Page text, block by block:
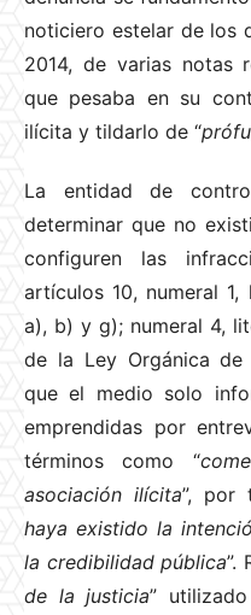
noticiero estelar de los
2014, de varias notas
que pesaba en su
ilícita y tildarlo de “
La entidad de
determinar que no
configuren las
artículos 10, numeral
a), b) y g); numeral 4,
de la Ley Orgánica de
que el medio solo
emprendidas por
términos como “
asociación ilícita”, por
haya existido la
la credibilidad pública”.
de la justicia”